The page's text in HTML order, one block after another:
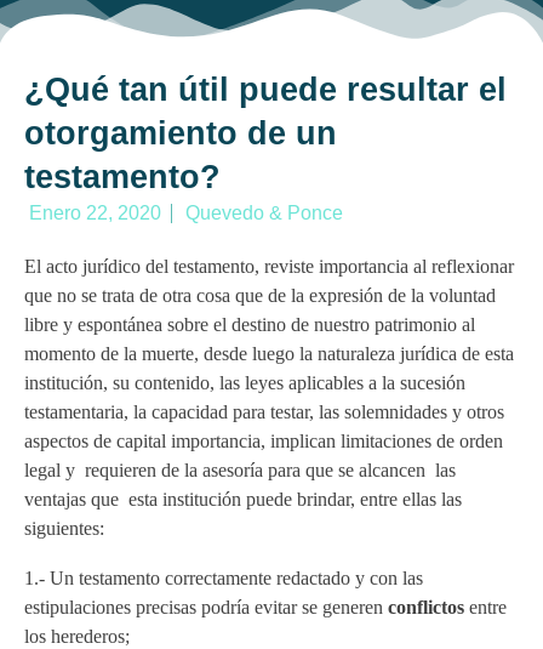
¿Qué tan útil puede resultar el
otorgamiento de un
testamento?
Enero 22, 2020 Quevedo & Ponce
El acto jurídico del testamento, reviste importancia al reflexionar
que no se trata de otra cosa que de la expresión de la voluntad
libre y espontánea sobre el destino de nuestro patrimonio al
momento de la muerte, desde luego la naturaleza jurídica de esta
institución, su contenido, las leyes aplicables a la sucesión
testamentaria, la capacidad para testar, las solemnidades y otros
aspectos de capital importancia, implican limitaciones de orden
legal y requieren de la asesoría para que se alcancen las
ventajas que esta institución puede brindar, entre ellas las
siguientes:
1.- Un testamento correctamente redactado y con las
estipulaciones precisas podría evitar se generen conflictos entre
los herederos;